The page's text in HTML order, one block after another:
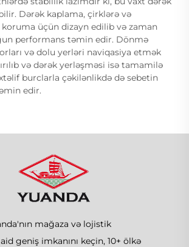
Dərək kaplama, çirklərə və
koruma üçün dizayn edilib və zaman
performans təmin edir. Dönmə
və dolu yerləri naviqasiya etmək
və dərək yerləşməsi isə tamamilə
burclarla çəkilənlikdə də sebetin
edir.
mağaza və lojistik
geniş imkanını keçin, 10+ ölkə